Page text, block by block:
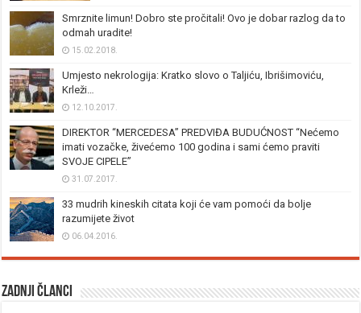
Smrznite limun! Dobro ste pročitali! Ovo je dobar razlog da to
odmah uradite!
15.02.2018.
Umjesto nekrologija: Kratko slovo o Taljiću, Ibrišimoviću,
Krleži…
12.10.2017.
DIREKTOR “MERCEDESA” PREDVIĐA BUDUĆNOST “Nećemo
imati vozačke, živećemo 100 godina i sami ćemo praviti
SVOJE CIPELE”
31.07.2017.
33 mudrih kineskih citata koji će vam pomoći da bolje
razumijete život
06.04.2016.
Zadnji članci